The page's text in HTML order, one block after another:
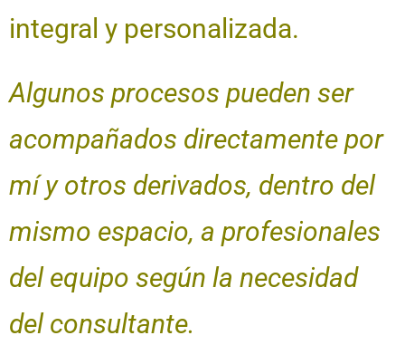
integral y personalizada.
Algunos procesos pueden ser
acompañados directamente por
mí y otros derivados, dentro del
mismo espacio, a profesionales
del equipo según la necesidad
del consultante.